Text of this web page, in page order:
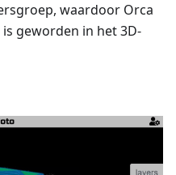
waardoor Orca
geworden in het 3D-